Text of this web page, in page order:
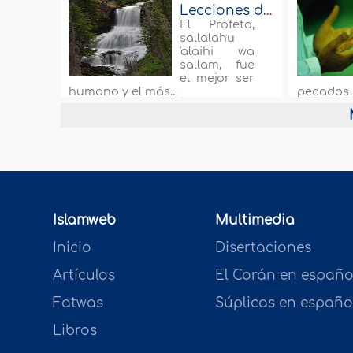
Lecciones de generosidad del hombre más generoso
El Profeta,
sallalahu
'alaihi wa
sallam, fue
el mejor ser
humano y el más...
Islamweb
Inicio
Artículos
Fatwas
Libros
Multimedia
Disertaciones
El Corán en
Súplicas en